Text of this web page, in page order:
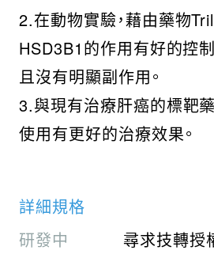
2.在動物實驗，藉由藥物
HSD3B1的作用有好的控
且沒有明顯副作用。
3.與現有治療肝癌的標靶
使用有更好的治療效果。
詳細規格
研發中 尋求技轉授